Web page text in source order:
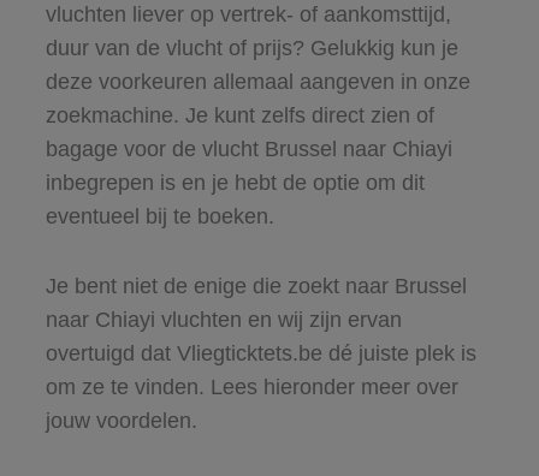
vluchten liever op vertrek- of aankomsttijd,
duur van de vlucht of prijs? Gelukkig kun je
deze voorkeuren allemaal aangeven in onze
zoekmachine. Je kunt zelfs direct zien of
bagage voor de vlucht Brussel naar Chiayi
inbegrepen is en je hebt de optie om dit
eventueel bij te boeken.
Je bent niet de enige die zoekt naar Brussel
naar Chiayi vluchten en wij zijn ervan
overtuigd dat Vliegticktets.be dé juiste plek is
om ze te vinden. Lees hieronder meer over
jouw voordelen.